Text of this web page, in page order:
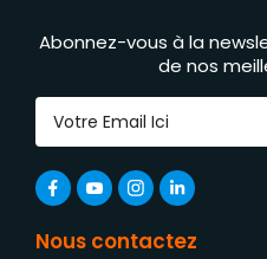
Abonnez-vous à la
de nos
Nous contactez